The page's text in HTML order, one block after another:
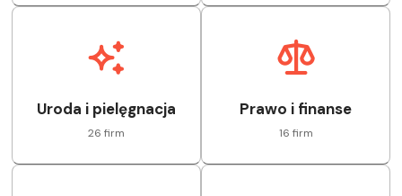
Uroda i pielęgnacja
26 firm
Prawo i finanse
16 firm